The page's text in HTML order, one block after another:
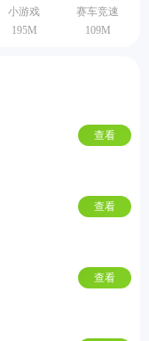
小游戏
195M
赛车竞速
109M
查看
查看
查看